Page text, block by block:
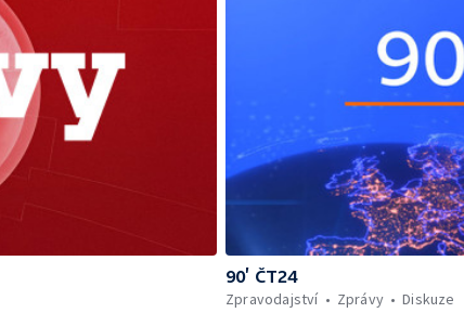
90’ ČT24
Zpravodajství
Zprávy Diskuze